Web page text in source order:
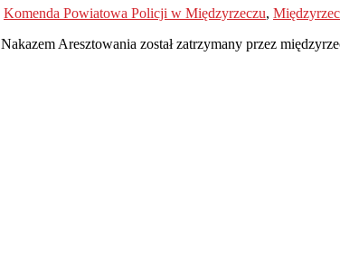
Komenda Powiatowa Policji w Międzyrzeczu,
Aresztowania został zatrzymany przez